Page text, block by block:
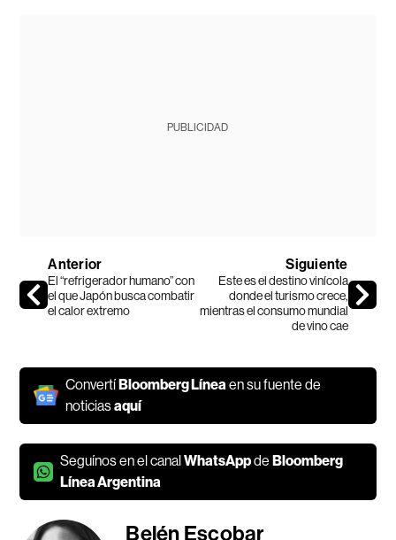
PUBLICIDAD
Anterior
El “refrigerador humano” con
el que Japón busca combatir
el calor extremo
Siguiente
Este es el destino vinícola
donde el turismo crece,
mientras el consumo mundial
de vino cae
ConvertíBloomberg Línea en su fuente de
noticiasaquí
Seguínos en el canalWhatsAppdeBloomberg
Línea Argentina
Belén Escobar